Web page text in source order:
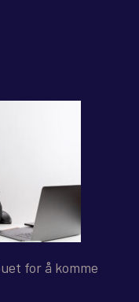
for å komme